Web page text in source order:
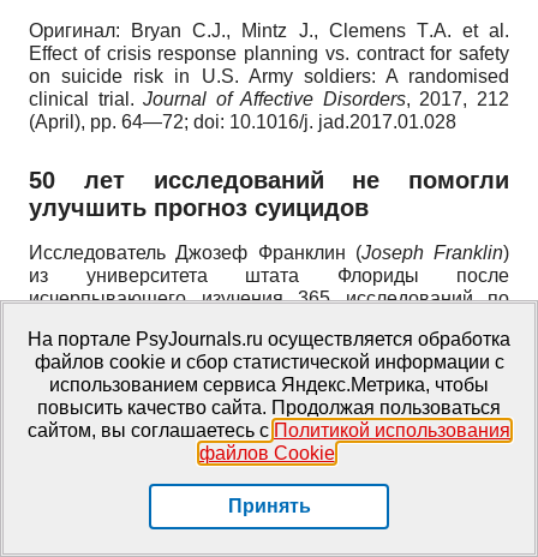
Оригинал: Bryan C.J., Mintz J., Clemens T.A. et al .
Effect of crisis response planning vs. contract for safety
on suicide risk in U.S. Army soldiers: A randomised
clinical trial.Journal of Affective Disorders, 2017, 212
(April), pp. 64—72; doi: 10.1016/j. jad.2017.01.028
50 лет исследований не
помогли
улучшить прогноз суицидов
Исследователь Джозеф Франклин (Joseph Franklin)
из университета штата Флориды после
исчерпывающего изучения 365 исследований по
лет, пришел к не очень обнадеживающему выводу:
наука пока не очень хорошо способна предсказать,
кто покончит с собой. В новом мета-анализе,
опубликованном вPsychological Bulletin,ученые
сочли традиционные факторы риска, например,
депрессию, злоупотребление ПАВ, стресс и
предшествующие суицидальные попытки, не очень
хорошими предикторами суицида. «На первое место
вышла случайность... Это оказалось очень
отрезвляющим результатом для нас и для
На портале PsyJournals.ru осуществляется обработка
файлов cookie и сбор статистической информации с
использованием сервиса Яндекс.Метрика, чтобы
повысить качество сайта. Продолжая пользоваться
сайтом, вы соглашаетесь с Политикой использования
файлов Cookie.
Принять